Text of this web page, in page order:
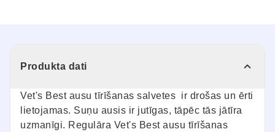
Produkta dati
Vet's Best ausu tīrīšanas salvetes ir drošas un ērti
lietojamas. Suņu ausis ir jutīgas, tāpēc tās jātīra
uzmanīgi. Regulāra Vet's Best ausu tīrīšanas